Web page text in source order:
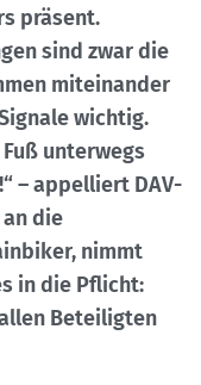
präsent.
sind zwar die
miteinander
wichtig.
unterwegs
– appelliert DAV-
die
nimmt
in die Pflicht:
Beteiligten